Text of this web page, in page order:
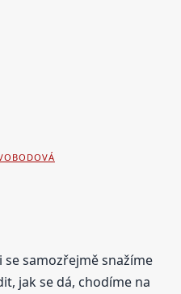
samozřejmě snažíme
jak se dá, chodíme na